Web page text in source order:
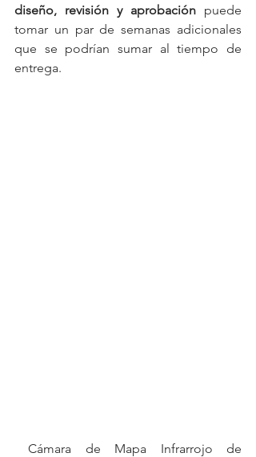
diseño, revisión y aprobación puede
tomar un par de semanas adicionales
que se podrían sumar al tiempo de
entrega.
Cámara de Mapa Infrarrojo de